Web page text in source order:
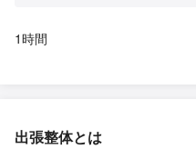
1時間
出張整体とは